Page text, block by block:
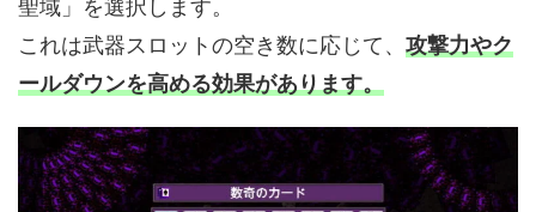
聖域」を選択します。
これは武器スロットの空き数に応じて、 攻撃力やク
ールダウンを高める効果があります。